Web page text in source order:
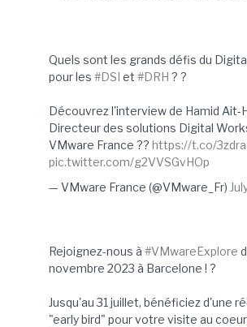
Quels sont les grands défis du
pour les #DSI et #DRH ? ?
Découvrez l'interview de Hamid Ait-
Directeur des solutions Digital
VMware France ?? https://t.co/
pic.twitter.com/g2VVSGvHOp
— VMware France (@VMware_Fr)
Rejoignez-nous à #VMwareExplore
novembre 2023 à Barcelone ! ?
Jusqu'au 31 juillet, bénéficiez d'une
"early bird" pour votre visite au